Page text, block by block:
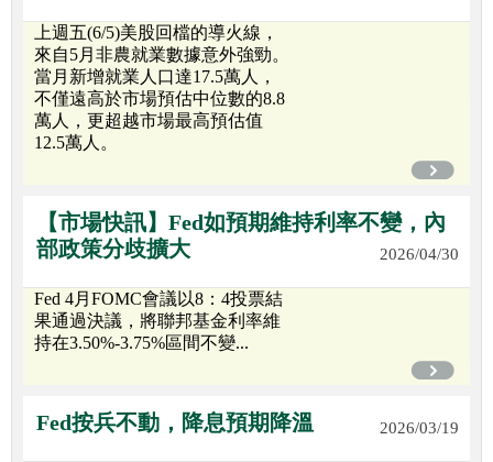
上週五(6/5)美股回檔的導火線，
來自5月非農就業數據意外強勁。
當月新增就業人口達17.5萬人，
不僅遠高於市場預估中位數的8.8
萬人，更超越市場最高預估值
12.5萬人。
【市場快訊】Fed如預期維持利率不變，內
部政策分歧擴大
2026/04/30
Fed 4月FOMC會議以8：4投票結
果通過決議，將聯邦基金利率維
持在3.50%-3.75%區間不變...
Fed按兵不動，降息預期降溫 2026/03/19